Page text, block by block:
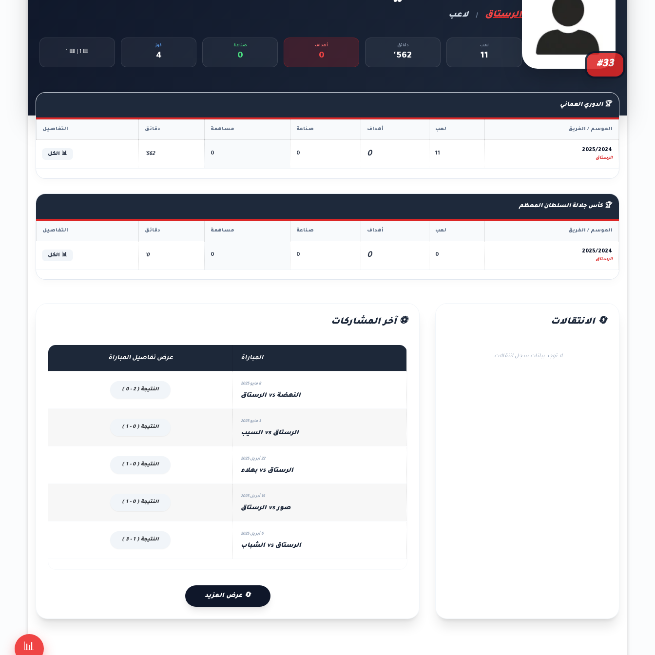
📊
#33
الرستاق | لاعب
لعب
11
دقائق
562'
أهداف
0
صناعة
0
فوز
4
🟨 1 | 🟥 1
🏆 الدوري العماني
الموسم / الفريق لعب أهداف صناعة مساهمة دقائق التفاصيل
2025/2024
الرستاق
11
0
0
0
562' 📊 الكل
🏆 كأس جلالة السلطان المعظم
الموسم / الفريق لعب أهداف صناعة مساهمة دقائق التفاصيل
2025/2024
الرستاق
0
0
0
0
0' 📊 الكل
🔄 الانتقالات
لا توجد بيانات سجل انتقالات.
⚽ آخر المشاركات
المباراة عرض تفاصيل المباراة
8 مايو 2025
النهضة vs الرستاق
النتيجة ( 2 - 0 )
3 مايو 2025
الرستاق vs السيب
النتيجة ( 0 - 1 )
22 أبريل 2025
الرستاق vs بهلاء
النتيجة ( 0 - 1 )
15 أبريل 2025
صور vs الرستاق
النتيجة ( 0 - 1 )
6 أبريل 2025
الرستاق vs الشباب
النتيجة ( 1 - 3 )
🔄 عرض المزيد